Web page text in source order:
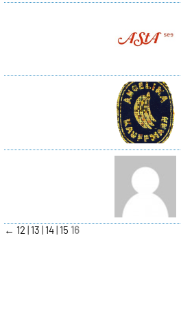
← 12 13 14 15 16